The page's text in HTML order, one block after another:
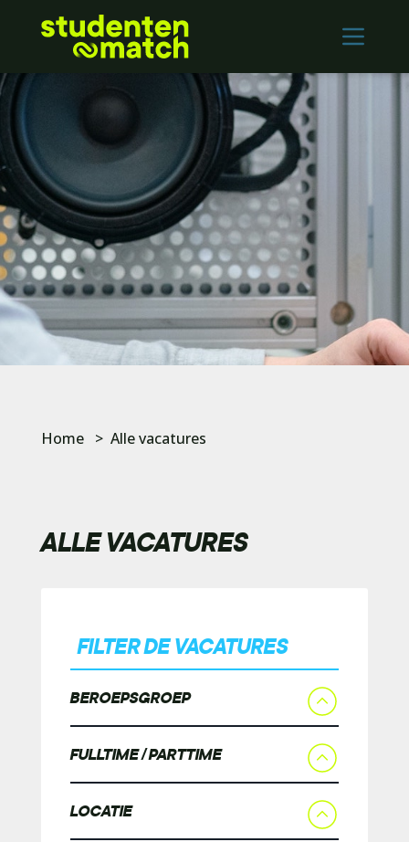
Werkgevers
Contact
Inloggen
INSCHRIJVEN
English
Home > Alle vacatures
ALLE VACATURES
FILTER DE VACATURES
BEROEPSGROEP
FULLTIME / PARTTIME
LOCATIE